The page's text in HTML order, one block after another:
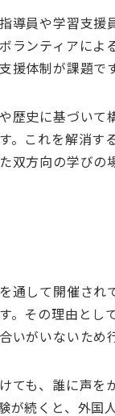
導員や学習支援
ランティアによ
体制が課題です
歴史に基づい
。これを解消す
方向の学びの
通して開催され
。その理由とし
がいないため
ても、誰に声を
が続くと、外国